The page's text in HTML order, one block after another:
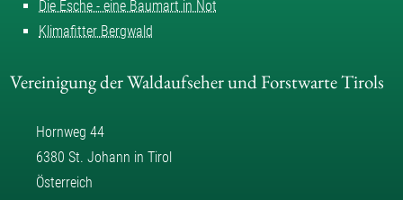
Die Esche - eine Baumart in Not
Klimafitter Bergwald
Vereinigung der Waldaufseher und Forstwarte Tirols
Hornweg 44
6380 St. Johann in Tirol
Österreich